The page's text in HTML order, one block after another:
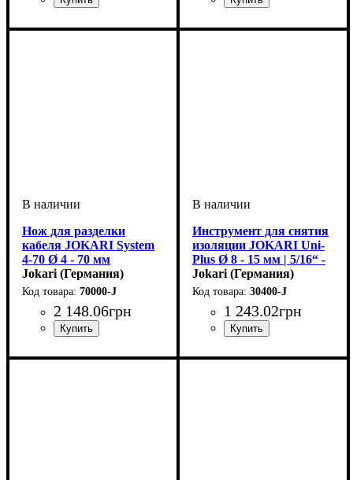
изоляции
2,5
изоляции
Нож для разделки
кабеля JOKARI System
4-70 Ø 4 - 70 мм
Jokari (Германия)
70000-J
2 148.06грн
кабеля
Инструмент для снятия
изоляции JOKARI Uni-
Plus Ø 8 - 15 мм | 5/16“ -
19/32“
Jokari (Германия)
30400-J
1 243.02грн
изоляции
2,5